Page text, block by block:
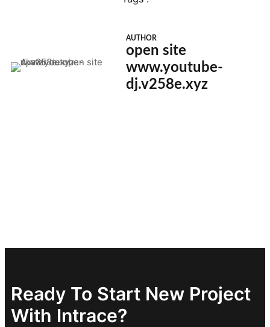
AUTHOR
open site
www.youtube-
dj.v258e.xyz
Ready To Start New Project
With Intrace?